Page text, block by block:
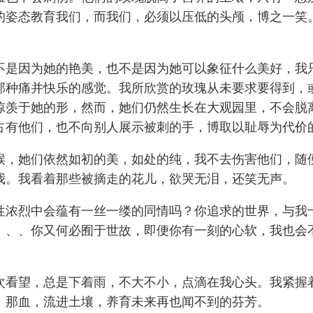
姿态教育我们，而我们，必须以压低的头颅，博之一笑
是因为她的艳美，也不是因为她可以象征什么美好，我
种痛并快乐的感觉。我所欣赏的玫瑰从未要求要得到，
羡于她的形，然而，她们仍然生长在大观园里，不会脱
有他们，也不向别人展示被刺的手，博取以耻辱为代价
，她们依然如初的美，如处的纯，我不去伤害他们，随
我看着那些被摘走的花儿，欲哭无泪，还笑无声。
浓烈中会蕴有一丝一缕的同情吗？你追求的世界，与我
、、你又何必囿于世故，即便你有一刻的心软，我也会
看望，总是下着雨，不大不小，点滴在我心头。我紧握
血，流进土壤，养育未来再也闻不到的芬芳。